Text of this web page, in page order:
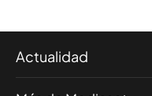
Actualidad